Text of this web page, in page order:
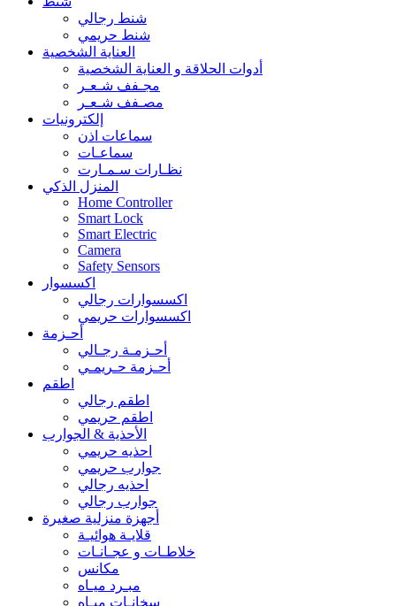
شنط رجالي
شنط حريمي
العناية الشخصية
أدوات الحلاقة و العناية الشخصية
مجـفف شـعـر
مصـفف شـعـر
إلكترونيات
سماعات اذن
سماعـات
نظـارات سـمـارت
المنزل الذكي
Home Controller
Smart Lock
Smart Electric
Camera
Safety Sensors
اكسسوار
اكسسوارات رجالي
اكسسوارات حريمي
أحـزمة
أحـزمـة رجـالي
أحـزمة حـريمـي
اطقم
اطقم رجالي
اطقم حريمي
الأحذية & الجوارب
احذيه حريمي
جوارب حريمي
احذيه رجالي
جوارب رجالي
أجهزة منزلية صغيرة
قلايـة هوائيـة
خلاطـات و عجـانـات
مكانس
مبـرد ميـاه
سخانـات ميـاه